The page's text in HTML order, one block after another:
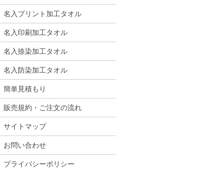
名入プリント加工タオル
名入印刷加工タオル
名入捺染加工タオル
名入防染加工タオル
簡単見積もり
販売規約・ご注文の流れ
サイトマップ
お問い合わせ
プライバシーポリシー